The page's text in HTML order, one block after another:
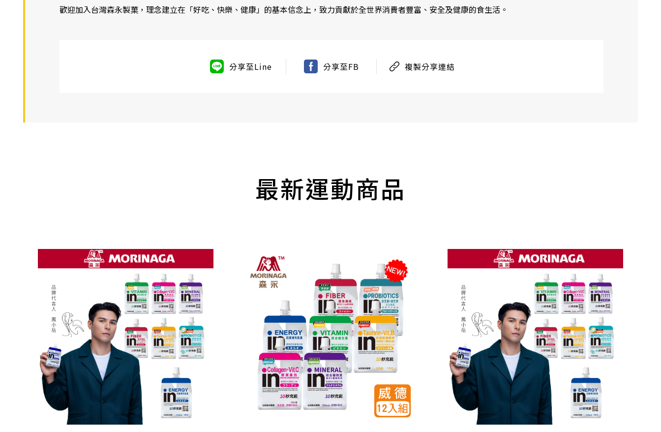
歡迎加入台灣森永製菓，理念建立在「好吃、快樂、健康」的基本信念上，致力貢獻於全世界消費者豐富、安全及健康的食生活。
分享至Line 分享至FB 複製分享連結
最新運動商品